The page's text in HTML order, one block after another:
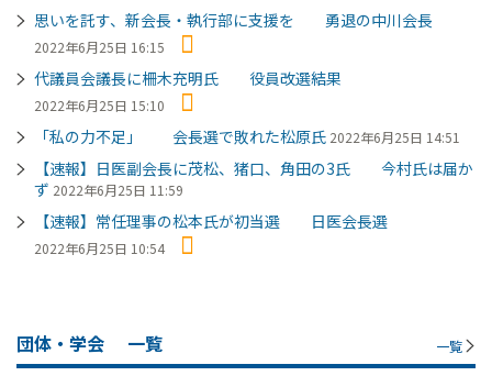
思いを託す、新会長・執行部に支援を 勇退の中川会長
2022年6月25日 16:15
代議員会議長に柵木充明氏 役員改選結果
2022年6月25日 15:10
「私の力不足」 会長選で敗れた松原氏 2022年6月25日 14:51
【速報】日医副会長に茂松、猪口、角田の3氏 今村氏は届か
ず 2022年6月25日 11:59
【速報】常任理事の松本氏が初当選 日医会長選
2022年6月25日 10:54
団体・学会 一覧 一覧